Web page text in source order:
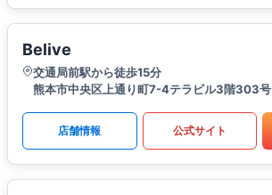
Belive
交通局前駅から徒歩15分
熊本市中央区上通り町7-4テラビル3階303号
店舗情報 公式サイト